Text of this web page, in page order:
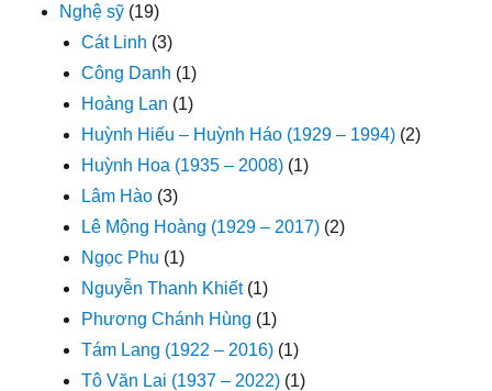
Nghệ sỹ (19)
Cát Linh (3)
Công Danh (1)
Hoàng Lan (1)
Huỳnh Hiếu – Huỳnh Háo (1929 – 1994) (2)
Huỳnh Hoa (1935 – 2008) (1)
Lâm Hào (3)
Lê Mộng Hoàng (1929 – 2017) (2)
Ngọc Phu (1)
Nguyễn Thanh Khiết(1)
Phương Chánh Hùng (1)
Tám Lang (1922 – 2016) (1)
Tô Văn Lai (1937 – 2022) (1)